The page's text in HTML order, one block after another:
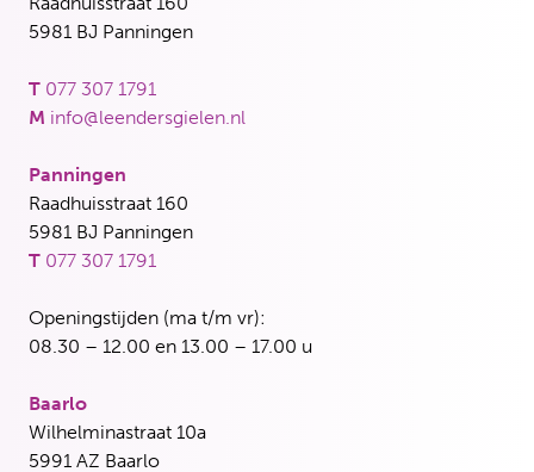
5981 BJ Panningen
T 077 307 1791
M info@leendersgielen.nl
Panningen
Raadhuisstraat 160
5981 BJ Panningen
T 077 307 1791
Openingstijden (ma t/m vr):
08.30 – 12.00 en 13.00 – 17.00 u
Baarlo
Wilhelminastraat 10a
5991 AZ Baarlo